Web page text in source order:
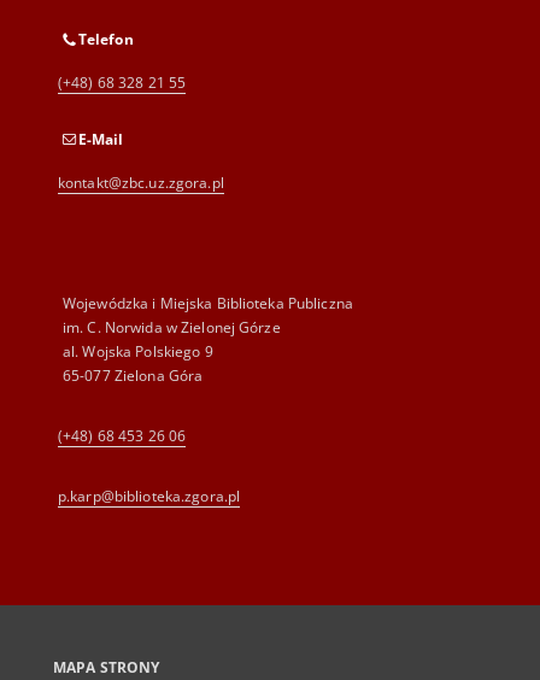
Telefon
(+48) 68 328 21 55
E-Mail
kontakt@zbc.uz.zgora.pl
Wojewódzka i Miejska Biblioteka Publiczna
im. C. Norwida w Zielonej Górze
al. Wojska Polskiego 9
65-077 Zielona Góra
(+48) 68 453 26 06
p.karp@biblioteka.zgora.pl
MAPA STRONY